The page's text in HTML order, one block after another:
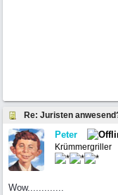
Peter
Krümmergriller
Wow.............